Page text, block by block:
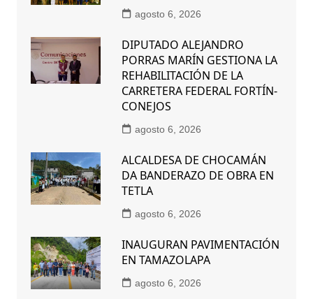
agosto 6, 2026
DIPUTADO ALEJANDRO
PORRAS MARÍN GESTIONA LA
REHABILITACIÓN DE LA
CARRETERA FEDERAL FORTÍN-
CONEJOS
agosto 6, 2026
ALCALDESA DE CHOCAMÁN
DA BANDERAZO DE OBRA EN
TETLA
agosto 6, 2026
INAUGURAN PAVIMENTACIÓN
EN TAMAZOLAPA
agosto 6, 2026